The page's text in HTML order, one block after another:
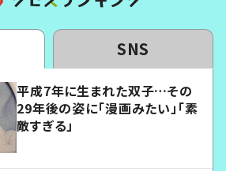
SNS
平成7年に生まれた双子…その
29年後の姿に「漫画みたい」「素
敵すぎる」